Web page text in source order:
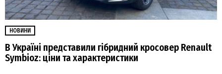
НОВИНИ
В Україні представили гібридний кросовер Renault
Symbioz: ціни та характеристики